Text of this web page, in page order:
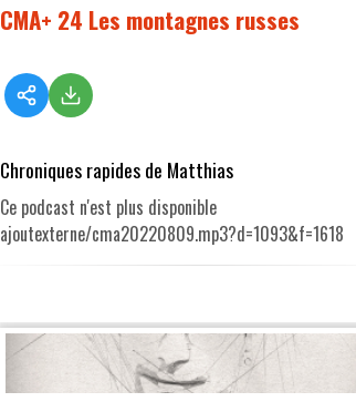
CMA+ 24 Les montagnes russes
Chroniques rapides de Matthias
Ce podcast n'est plus disponible
ajoutexterne/cma20220809.mp3?d=1093&f=1618